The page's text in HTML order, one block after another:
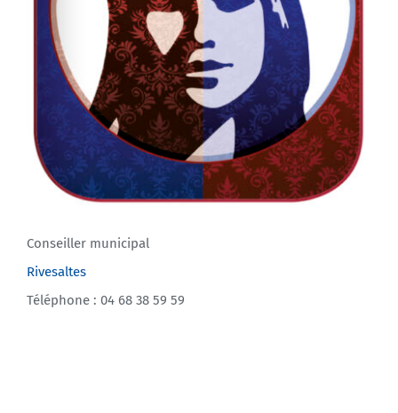
Conseiller municipal
Rivesaltes
Téléphone : 04 68 38 59 59